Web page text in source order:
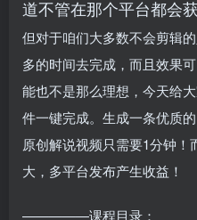
道不管在那个平台都会
但对于咱们大多数不会剪辑
多的时间去完成，而且效果可
能也不是那么理想，今天给
件一键完成。生成一条优质的
原创解说视频只需要1分钟
大，多平台发布产生收益！
—————课程目录：